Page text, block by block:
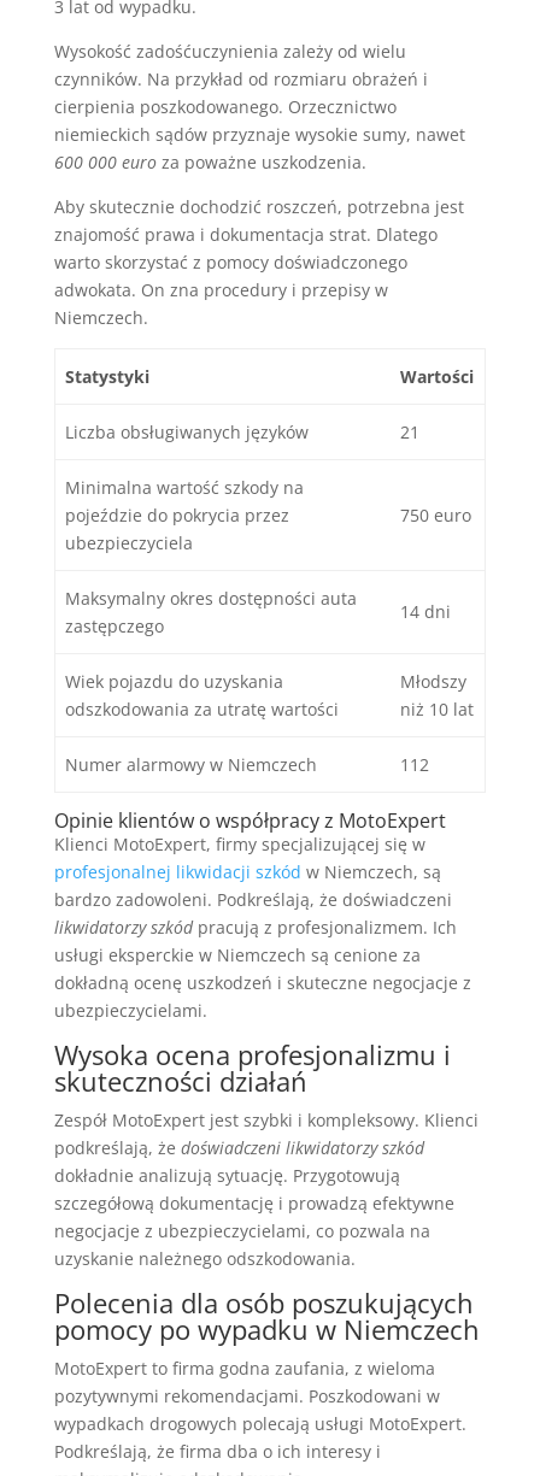
3 lat od wypadku.
Wysokość zadośćuczynienia zależy od wielu
czynników. Na przykład od rozmiaru obrażeń i
cierpienia poszkodowanego. Orzecznictwo
niemieckich sądów przyznaje wysokie sumy, nawet
600 000 euroza poważne uszkodzenia.
Aby skutecznie dochodzić roszczeń, potrzebna jest
znajomość prawa i dokumentacja strat. Dlatego
warto skorzystać z pomocy doświadczonego
adwokata. On zna procedury i przepisy w
Niemczech.
Statystyki Wartości
Liczba obsługiwanych języków 21
Minimalna wartość szkody na
pojeździe do pokrycia przez
ubezpieczyciela
750 euro
Maksymalny okres dostępności auta
zastępczego
14 dni
Wiek pojazdu do uzyskania
odszkodowania za utratę wartości
Młodszy
niż 10 lat
Numer alarmowy w Niemczech 112
Opinie klientów o współpracy z MotoExpert
Klienci MotoExpert, firmy specjalizującej się w
profesjonalnej likwidacji szkód w Niemczech, są
bardzo zadowoleni. Podkreślają, że doświadczeni
likwidatorzy szkódpracują z profesjonalizmem. Ich
usługi eksperckie w Niemczech są cenione za
dokładną ocenę uszkodzeń i skuteczne negocjacje z
ubezpieczycielami.
Wysoka ocena profesjonalizmu i
skuteczności działań
Zespół MotoExpert jest szybki i kompleksowy. Klienci
podkreślają, że doświadczeni likwidatorzy szkód
dokładnie analizują sytuację. Przygotowują
szczegółową dokumentację i prowadzą efektywne
negocjacje z ubezpieczycielami, co pozwala na
uzyskanie należnego odszkodowania.
Polecenia dla osób poszukujących
pomocy po wypadku w Niemczech
MotoExpert to firma godna zaufania, z wieloma
pozytywnymi rekomendacjami. Poszkodowani w
wypadkach drogowych polecają usługi MotoExpert.
Podkreślają, że firma dba o ich interesy i